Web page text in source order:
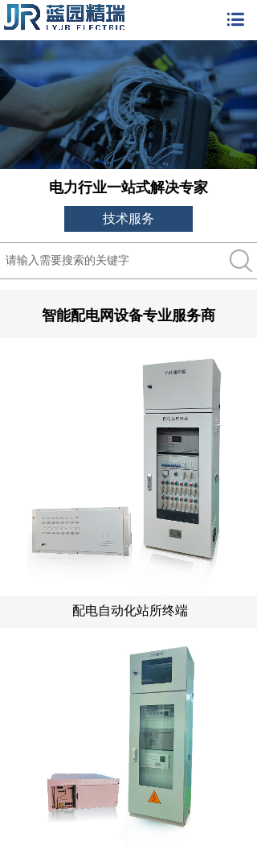
电力行业一站式解决专家
技术服务
搜索
配电自动化站所终端
智能配电网设备专业服务商